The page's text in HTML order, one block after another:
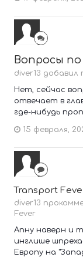
Вопросы
diver13 добавил
Нет, сейчас
отвечает в
где-нибудь
15 февраля,
Transport
diver13
Fever
Апну наверн и
инглише
Европу на